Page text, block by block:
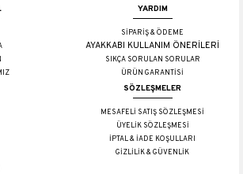
YARDIM
SİPARİŞ & ÖDEME
AYAKKABI KULLANIM ÖNERİLERİ
SIKÇA SORULAN SORULAR
ÜRÜN GARANTİSİ
SÖZLEŞMELER
MESAFELİ SATIŞ SÖZLEŞMESİ
ÜYELİK SÖZLEŞMESİ
İPTAL & İADE KOŞULLARI
GİZLİLİK & GÜVENLİK